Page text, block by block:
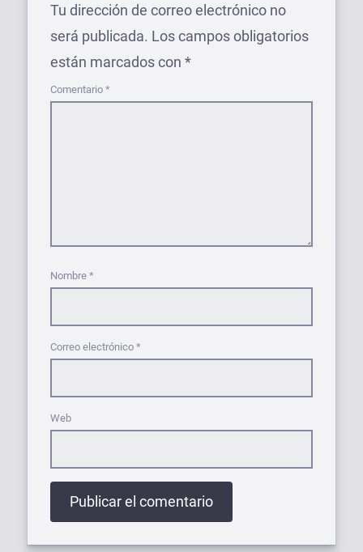
Tu dirección de correo electrónico no
será publicada. Los campos obligatorios
están marcados con *
Comentario *
Nombre *
Correo electrónico *
Web